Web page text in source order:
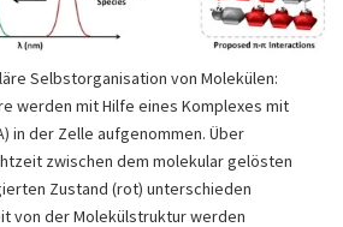
Selbstorganisation von Molekülen:
werden mit Hilfe eines Komplexes mit
in der Zelle aufgenommen. Über
zwischen dem molekular gelösten
Zustand (rot) unterschieden
von der Molekülstruktur werden